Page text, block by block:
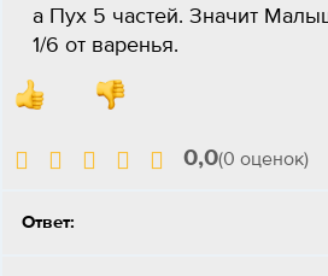
а Пух 5 частей. Значит
1/6 от варенья.
0,0(0 оценок)
Ответ: